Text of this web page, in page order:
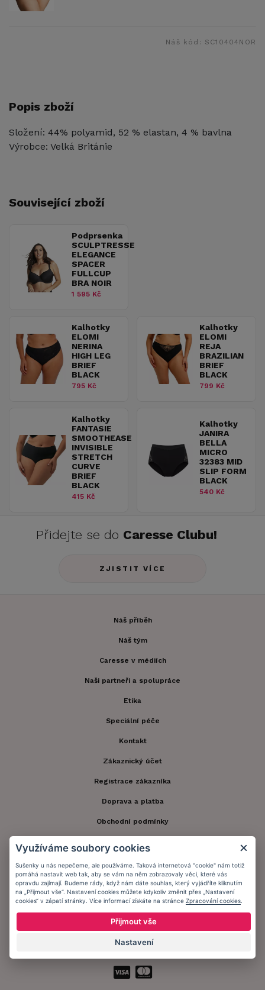
Náš kód: SC10404NOR
Popis zboží
Složení: 44% polyamid, 52 % elastan, 4 % bavlna
Výrobce: Velká Británie
Související zboží
Podprsenka
SCULPTRESSE
ELEGANCE
SPACER
FULLCUP
BRA NOIR
1 595 Kč
Kalhotky
ELOMI
NERINA
HIGH LEG
BRIEF
BLACK
795 Kč
Kalhotky
ELOMI
REJA
BRAZILIAN
BRIEF
BLACK
799 Kč
Kalhotky
FANTASIE
SMOOTHEASE
INVISIBLE
STRETCH
CURVE
BRIEF
BLACK
415 Kč
Kalhotky
JANIRA
BELLA
MICRO
32383 MID
SLIP FORM
BLACK
540 Kč
Přidejte se do Caresse Clubu!
ZJISTIT VÍCE
Náš příběh
Náš tým
Caresse v médiích
Naši partneři a spolupráce
Etika
Speciální péče
Kontakt
Zákaznický účet
Registrace zákazníka
Doprava a platba
Obchodní podmínky
Informační memorandum
Zůstaňte s námi v kontaktu.
Využíváme soubory cookies
Sušenky u nás nepečeme, ale používáme. Taková internetová "cookie" nám totiž
pomáhá nastavit web tak, aby se vám na něm zobrazovaly věci, které vás
opravdu zajímají. Budeme rády, když nám dáte souhlas, který vyjádříte kliknutím
na „Přijmout vše“. Nastavení cookies můžete kdykoliv změnit přes „Nastavení
cookies“ v zápatí stránky. Více informací získáte na stránce Zpracování cookies
Přijmout vše
Nastavení